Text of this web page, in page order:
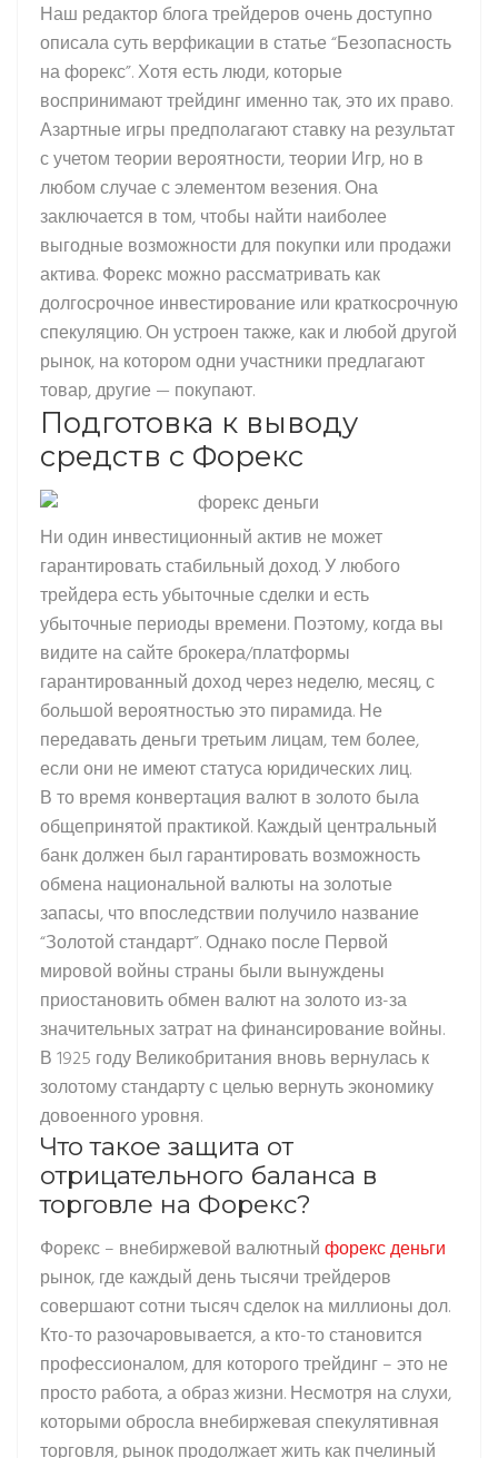
Наш редактор блога трейдеров очень доступно
описала суть верфикации в статье “Безопасность
на форекс”. Хотя есть люди, которые
воспринимают трейдинг именно так, это их право.
Азартные игры предполагают ставку на результат
с учетом теории вероятности, теории Игр, но в
любом случае с элементом везения. Она
заключается в том, чтобы найти наиболее
выгодные возможности для покупки или продажи
актива. Форекс можно рассматривать как
долгосрочное инвестирование или краткосрочную
спекуляцию. Он устроен также, как и любой другой
рынок, на котором одни участники предлагают
товар, другие — покупают.
Подготовка к выводу
средств с Форекс
Ни один инвестиционный актив не может
гарантировать стабильный доход. У любого
трейдера есть убыточные сделки и есть
убыточные периоды времени. Поэтому, когда вы
видите на сайте брокера/платформы
гарантированный доход через неделю, месяц, с
большой вероятностью это пирамида. Не
передавать деньги третьим лицам, тем более,
если они не имеют статуса юридических лиц.
В то время конвертация валют в золото была
общепринятой практикой. Каждый центральный
банк должен был гарантировать возможность
обмена национальной валюты на золотые
запасы, что впоследствии получило название
“Золотой стандарт”. Однако после Первой
мировой войны страны были вынуждены
приостановить обмен валют на золото из-за
значительных затрат на финансирование войны.
В 1925 году Великобритания вновь вернулась к
золотому стандарту с целью вернуть экономику
довоенного уровня.
Что такое защита от
отрицательного баланса в
торговле на Форекс?
Форекс – внебиржевой валютныйфорекс деньги
рынок, где каждый день тысячи трейдеров
совершают сотни тысяч сделок на миллионы дол.
Кто-то разочаровывается, а кто-то становится
профессионалом, для которого трейдинг – это не
просто работа, а образ жизни. Несмотря на слухи,
которыми обросла внебиржевая спекулятивная